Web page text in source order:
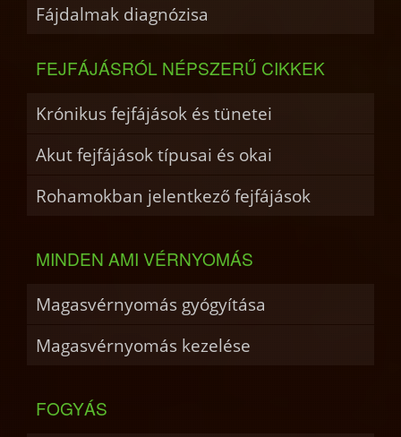
Fájdalmak diagnózisa
FEJFÁJÁSRÓL NÉPSZERŰ CIKKEK
Krónikus fejfájások és tünetei
Akut fejfájások típusai és okai
Rohamokban jelentkező fejfájások
MINDEN AMI VÉRNYOMÁS
Magasvérnyomás gyógyítása
Magasvérnyomás kezelése
FOGYÁS